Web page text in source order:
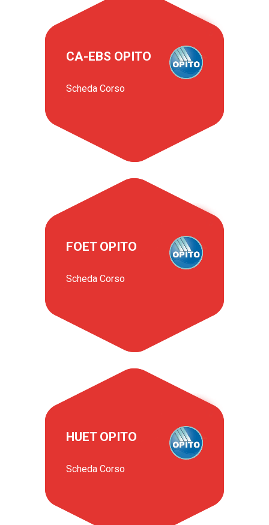
CA-EBS OPITO
Scheda Corso
FOET OPITO
Scheda Corso
HUET OPITO
Scheda Corso